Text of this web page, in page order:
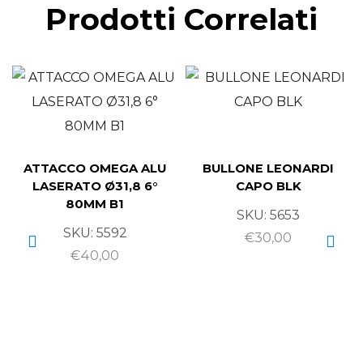
Prodotti Correlati
ATTACCO OMEGA ALU
LASERATO Ø31,8 6°
80MM B1
SKU: 5592
€40,00
BULLONE LEONARDI
CAPO BLK
SKU: 5653
€30,00